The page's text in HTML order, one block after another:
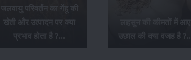
जलवायु परिवर्तन का गेंहू की
खेती और उत्पादन पर क्या
प्रभाव होता है ?...
लहसुन की कीमतों में आए
उछाल की क्या वजह है ?...